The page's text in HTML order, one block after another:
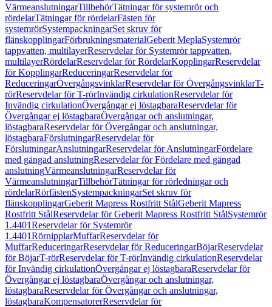
VärmeanslutningarTillbehörTätningar för systemrör och
rördelarTätningar för rördelarFästen för
systemrörSystempackningarSet skruv för
flänskopplingarFörbrukningsmaterialGeberit MeplaSystemrör
tappvatten, multilayerReservdelar för Systemrör tappvatten,
multilayerRördelarReservdelar för RördelarKopplingarReservdelar
för KopplingarReduceringarReservdelar för
ReduceringarÖvergångsvinklarReservdelar för ÖvergångsvinklarT-
rörReservdelar för T-rörInvändig cirkulationReservdelar för
Invändig cirkulationÖvergångar ej löstagbaraReservdelar för
Övergångar ej löstagbaraÖvergångar och anslutningar,
löstagbaraReservdelar för Övergångar och anslutningar,
löstagbaraFörslutningarReservdelar för
FörslutningarAnslutningarReservdelar för AnslutningarFördelare
med gängad anslutningReservdelar för Fördelare med gängad
anslutningVärmeanslutningarReservdelar för
VärmeanslutningarTillbehörTätningar för rörledningar och
rördelarRörfästenSystempackningarSet skruv för
flänskopplingarGeberit Mapress Rostfritt StålGeberit Mapress
Rostfritt StålReservdelar för Geberit Mapress Rostfritt StålSystemrör
1.4401Reservdelar för Systemrör
1.4401RörnipplarMuffarReservdelar för
MuffarReduceringarReservdelar för ReduceringarBöjarReservdelar
för BöjarT-rörReservdelar för T-rörInvändig cirkulationReservdelar
för Invändig cirkulationÖvergångar ej löstagbaraReservdelar för
Övergångar ej löstagbaraÖvergångar och anslutningar,
löstagbaraReservdelar för Övergångar och anslutningar,
löstagbaraKompensatorerReservdelar för